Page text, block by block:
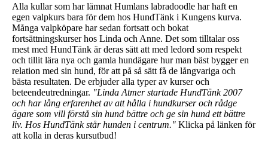
Alla kullar som har lämnat Humlans labradoodle har haft en
egen valpkurs bara för dem hos HundTänk i Kungens kurva.
Många valpköpare har sedan fortsatt och bokat
fortsättningskurser hos Linda och Anne. Det som tilltalar oss
mest med HundTänk är deras sätt att med ledord som respekt
och tillit lära nya och gamla hundägare hur man bäst bygger en
relation med sin hund, för att på så sätt få de långvariga och
bästa resultaten. De erbjuder alla typer av kurser och
beteendeutredningar. "Linda Atmer startade HundTänk 2007
och har lång erfarenhet av att hålla i hundkurser och rådge
ägare som vill förstå sin hund bättre och ge sin hund ett bättre
liv. Hos HundTänk står hunden i centrum." Klicka på länken för
att kolla in deras kursutbud!